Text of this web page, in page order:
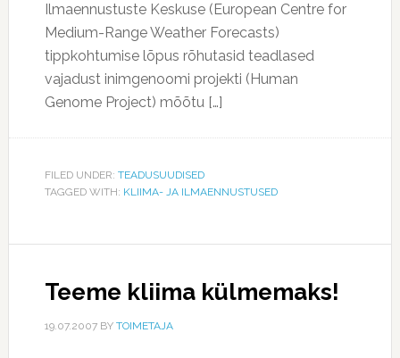
Ilmaennustuste Keskuse (European Centre for
Medium-Range Weather Forecasts)
tippkohtumise lõpus rõhutasid teadlased
vajadust inimgenoomi projekti (Human
Genome Project) mõõtu […]
FILED UNDER: TEADUSUUDISED
TAGGED WITH: KLIIMA- JA ILMAENNUSTUSED
Teeme kliima külmemaks!
19.07.2007BY TOIMETAJA